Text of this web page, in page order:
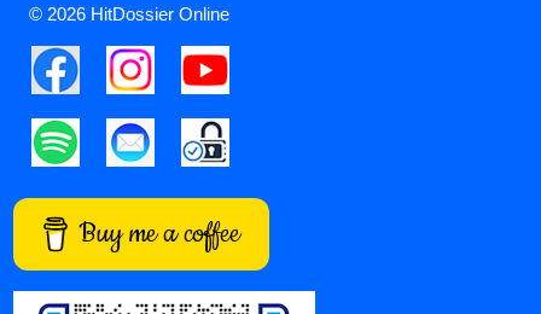
© 2026 HitDossier Online
Buy me a coffee